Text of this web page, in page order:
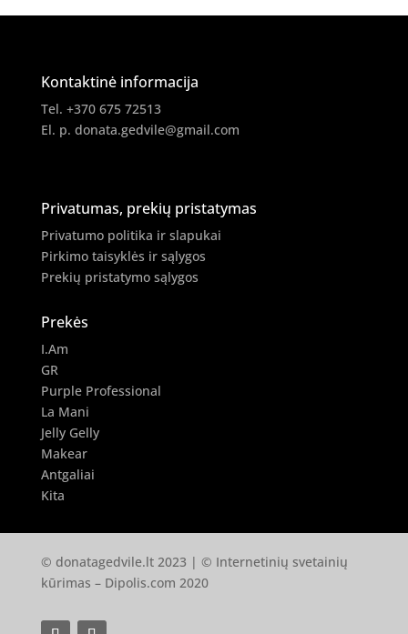
Kontaktinė informacija
Tel. +370 675 72513
El. p. donata.gedvile@gmail.com
Privatumas, prekių pristatymas
Privatumo politika ir slapukai
Pirkimo taisyklės ir sąlygos
Prekių pristatymo sąlygos
Prekės
I.Am
GR
Purple Professional
La Mani
Jelly Gelly
Makear
Antgaliai
Kita
© donatagedvile.lt 2023 | © Internetinių svetainių
kūrimas – Dipolis.com 2020